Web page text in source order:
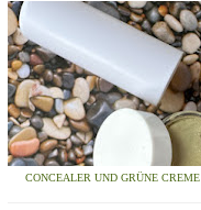
CONCEALER UND GRÜNE CREME